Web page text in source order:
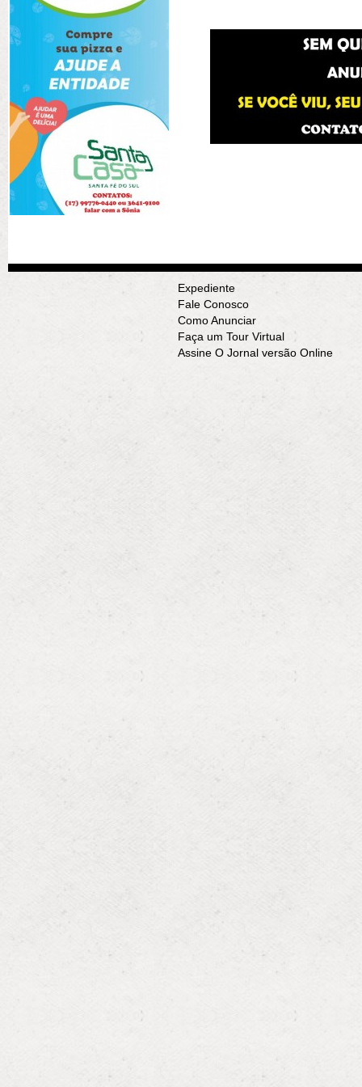
Expediente
Fale Conosco
Como Anunciar
Faça um Tour Virtual
Assine O Jornal versão Online